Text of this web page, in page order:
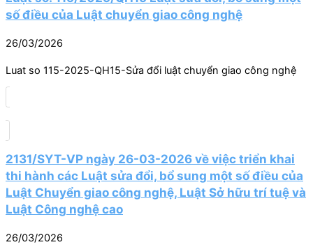
số điều của Luật chuyển giao công nghệ
26/03/2026
Luat so 115-2025-QH15-Sửa đổi luật chuyển giao công nghệ
2131/SYT-VP ngày 26-03-2026 về việc triển khai
thi hành các Luật sửa đổi, bổ sung một số điều của
Luật Chuyển giao công nghệ, Luật Sở hữu trí tuệ và
Luật Công nghệ cao
26/03/2026